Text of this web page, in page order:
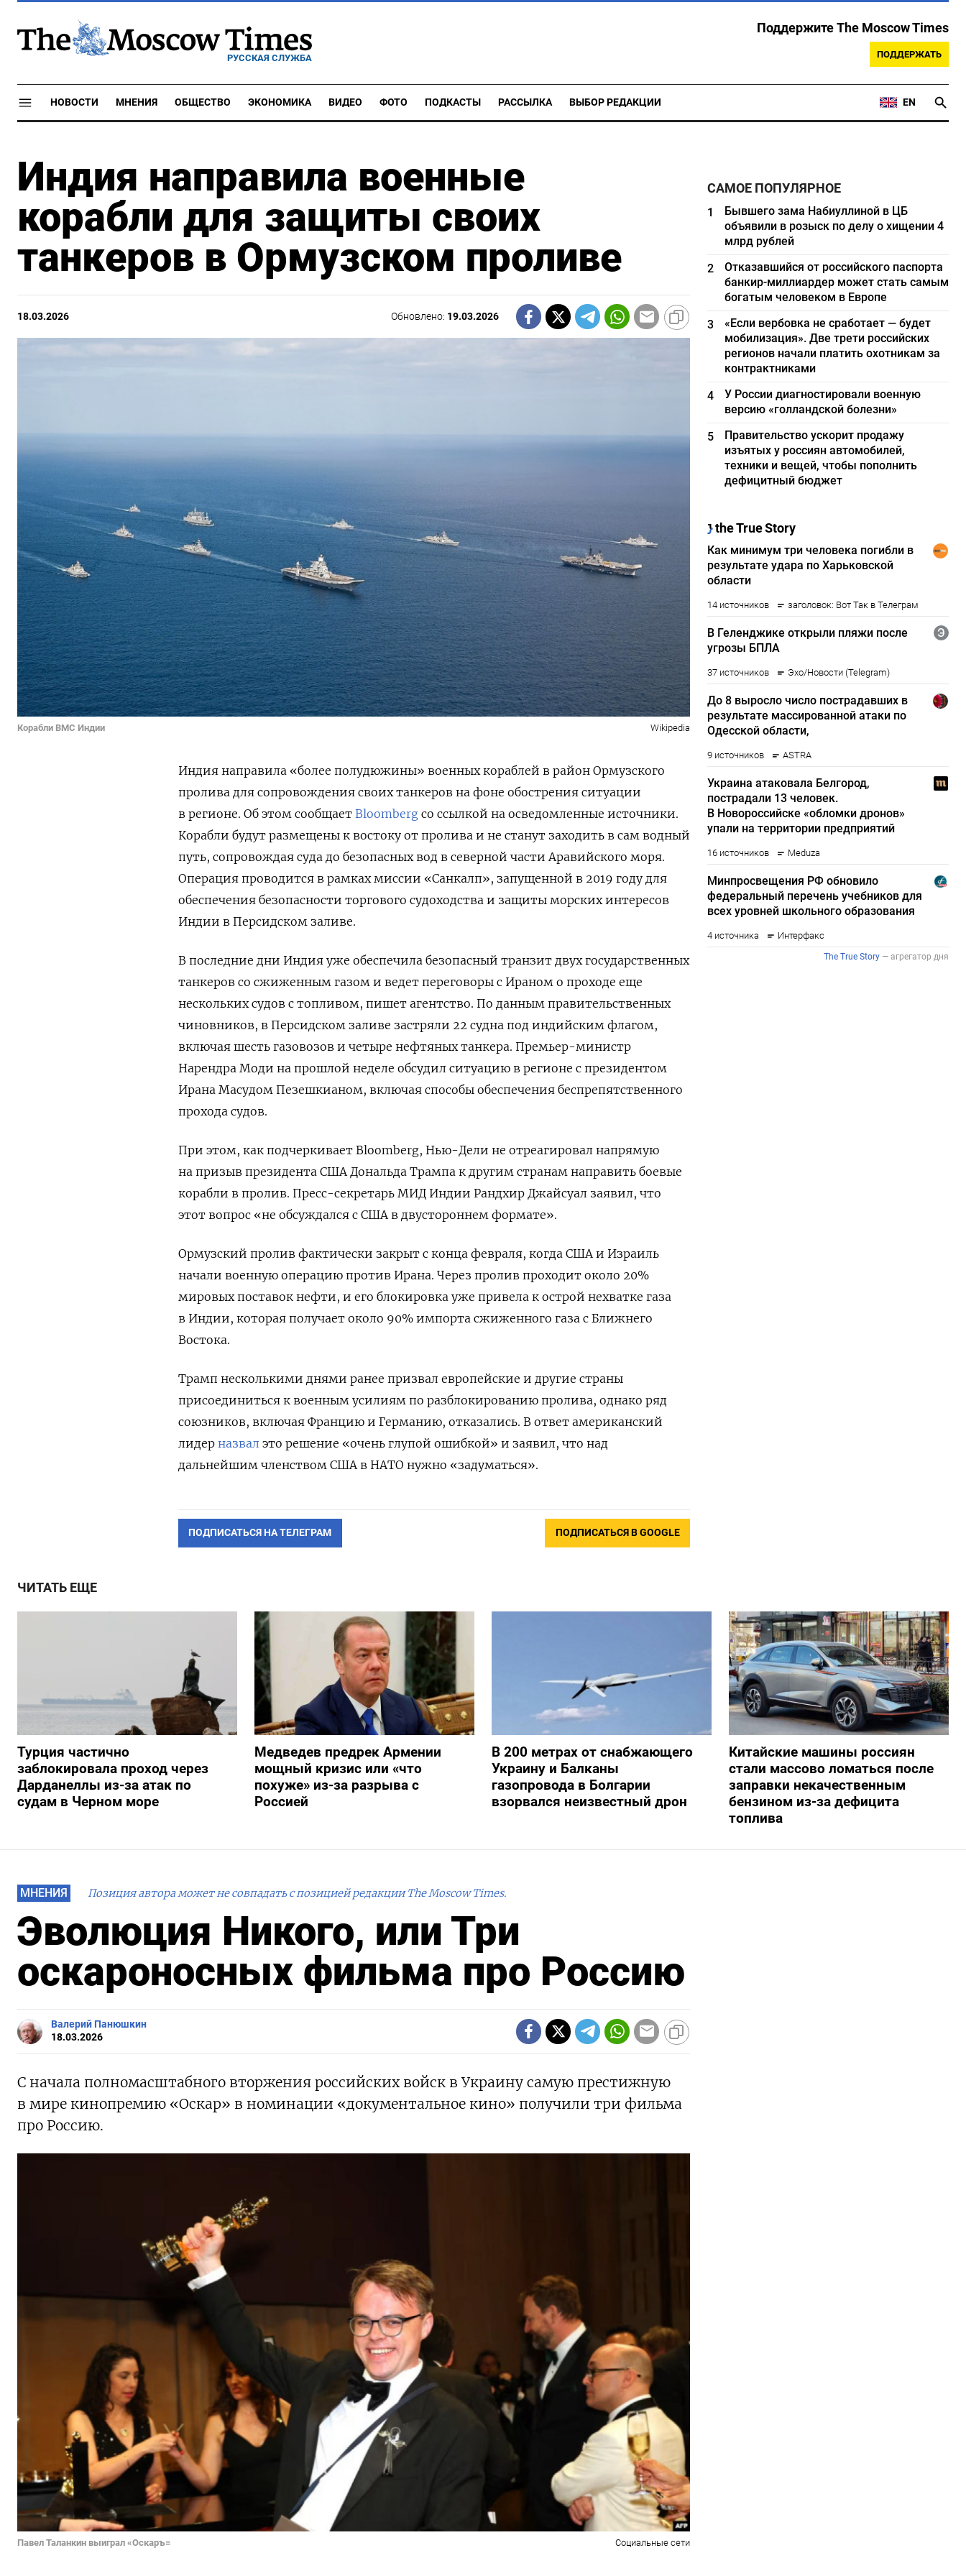
РУССКАЯ СЛУЖБА
Поддержите The Moscow Times
ПОДДЕРЖАТЬ
НОВОСТИ МНЕНИЯ ОБЩЕСТВО ЭКОНОМИКА ВИДЕО ФОТО ПОДКАСТЫ РАССЫЛКА ВЫБОР РЕДАКЦИИ EN
Индия направила военные
корабли для защиты своих
танкеров в Ормузском проливе
18.03.2026 Обновлено: 19.03.2026
Корабли ВМС Индии Wikipedia
Индия направила «более полудюжины» военных кораблей в район Ормузского
пролива для сопровождения своих танкеров на фоне обострения ситуации
в регионе. Об этом сообщает Bloomberg со ссылкой на осведомленные источники.
Корабли будут размещены к востоку от пролива и не станут заходить в сам водный
путь, сопровождая суда до безопасных вод в северной части Аравийского моря.
Операция проводится в рамках миссии «Санкалп», запущенной в 2019 году для
обеспечения безопасности торгового судоходства и защиты морских интересов
Индии в Персидском заливе.
В последние дни Индия уже обеспечила безопасный транзит двух государственных
танкеров со сжиженным газом и ведет переговоры с Ираном о проходе еще
нескольких судов с топливом, пишет агентство. По данным правительственных
чиновников, в Персидском заливе застряли 22 судна под индийским флагом,
включая шесть газовозов и четыре нефтяных танкера. Премьер-министр
Нарендра Моди на прошлой неделе обсудил ситуацию в регионе с президентом
Ирана Масудом Пезешкианом, включая способы обеспечения беспрепятственного
прохода судов.
При этом, как подчеркивает Bloomberg, Нью-Дели не отреагировал напрямую
на призыв президента США Дональда Трампа к другим странам направить боевые
корабли в пролив. Пресс-секретарь МИД Индии Рандхир Джайсуал заявил, что
этот вопрос «не обсуждался с США в двустороннем формате».
Ормузский пролив фактически закрыт с конца февраля, когда США и Израиль
начали военную операцию против Ирана. Через пролив проходит около 20%
мировых поставок нефти, и его блокировка уже привела к острой нехватке газа
в Индии, которая получает около 90% импорта сжиженного газа с Ближнего
Востока.
Трамп несколькими днями ранее призвал европейские и другие страны
присоединиться к военным усилиям по разблокированию пролива, однако ряд
союзников, включая Францию и Германию, отказались. В ответ американский
лидер назвал это решение «очень глупой ошибкой» и заявил, что над
дальнейшим членством США в НАТО нужно «задуматься».
ПОДПИСАТЬСЯ НА ТЕЛЕГРАМ ПОДПИСАТЬСЯ В GOOGLE
САМОЕ ПОПУЛЯРНОЕ
1
Бывшего зама Набиуллиной в ЦБ
объявили в розыск по делу о хищении 4
млрд рублей
2
Отказавшийся от российского паспорта
банкир-миллиардер может стать самым
богатым человеком в Европе
3
«Если вербовка не сработает — будет
мобилизация». Две трети российских
регионов начали платить охотникам за
контрактниками
4
У России диагностировали военную
версию «голландской болезни»
5
Правительство ускорит продажу
изъятых у россиян автомобилей,
техники и вещей, чтобы пополнить
дефицитный бюджет
ЧИТАТЬ ЕЩЕ
Турция частично
заблокировала проход через
Дарданеллы из-за атак по
судам в Черном море
Медведев предрек Армении
мощный кризис или «что
похуже» из-за разрыва с
Россией
В 200 метрах от снабжающего
Украину и Балканы
газопровода в Болгарии
взорвался неизвестный дрон
Китайские машины россиян
стали массово ломаться после
заправки некачественным
бензином из-за дефицита
топлива
МНЕНИЯ Позиция автора может не совпадать с позицией редакции The Moscow Times.
Эволюция Никого, или Три
оскароносных фильма про Россию
Валерий Панюшкин
18.03.2026
С начала полномасштабного вторжения российских войск в Украину самую престижную
в мире кинопремию «Оскар» в номинации «документальное кино» получили три фильма
про Россию.
Павел Таланкин выиграл «Оскаръ= Социальные сети